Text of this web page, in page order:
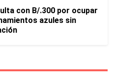
con B/.300 por ocupar
azules sin